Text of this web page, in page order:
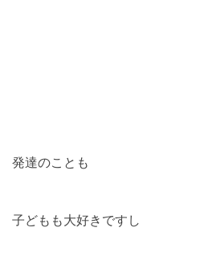
発達のことも
子どもも大好きですし